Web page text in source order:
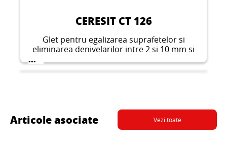
CERESIT CT 126
Glet pentru egalizarea suprafetelor si
eliminarea denivelarilor intre 2 si 10 mm si
pentru obtinerea unor suprafete netede pe
pereti si plafoane in interiorul cladirilor.
...
Articole asociate Vezi toate